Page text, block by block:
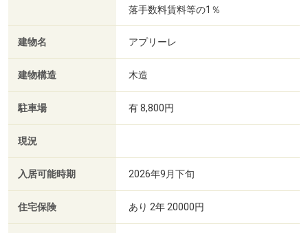
落手数料賃料等の1％
建物名 アプリーレ
建物構造 木造
駐車場 有 8,800円
現況
入居可能時期 2026年9月下旬
住宅保険 あり 2年 20000円